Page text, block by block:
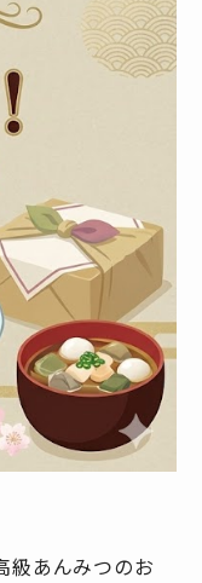
級あんみつのお